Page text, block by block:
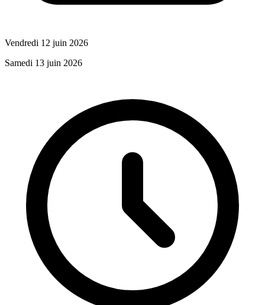
Vendredi 12 juin 2026
Samedi 13 juin 2026